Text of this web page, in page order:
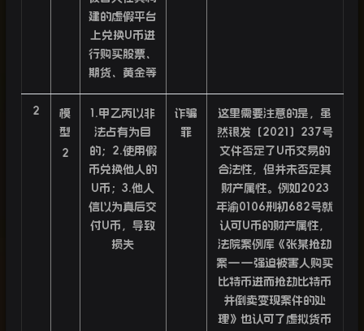
建的虚假平台
上兑换U币进
行购买股票、
期货、黄金等
2
模
型
2
1.甲乙丙以非
法占有为目
的；
2.使用假
币兑换他人的
U币； 3.他人
信以为真后交
付U币，导致
损失
诈骗
罪
这里需要注意的是，虽
然银发〔 2021 〕 237号
文件否定了 U币交易的
合法性，但并未否定其
财产属性。例如 2023
年渝0106刑初 682号就
认可U币的财产属性，
法院案例库《张某抢劫
案——强迫被害人购买
比特币进而抢劫比特币
并倒卖变现案件的处
理》也认可了虚拟货币